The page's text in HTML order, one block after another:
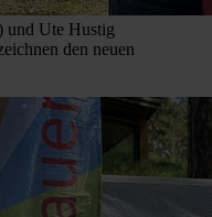
und Ute Hustig
den neuen